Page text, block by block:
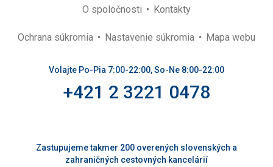
O spoločnosti
Kontakty
Ochrana súkromia Nastavenie súkromia Mapa webu
Volajte Po-Pia 7:00-22:00, So-Ne 8:00-22:00
+421 2 3221 0478
Zastupujeme takmer 200 overených slovenských a
zahraničných cestovných kancelárií